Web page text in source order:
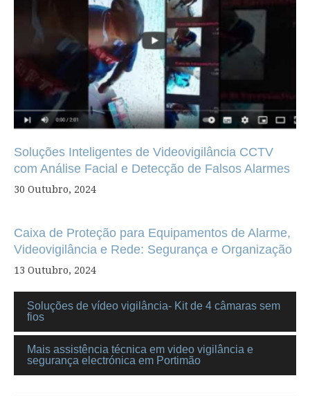
Soluções Inteligentes de Videovigilância CCTV
com Análise Facial e Detecção de Falsos Alarmes
30 Outubro, 2024
Caixa de Proteção para Equipamentos de Alarme,
Videovigilância e Rede: Segurança e Organização
13 Outubro, 2024
Soluções de vídeo vigilância- Kit de 4 câmaras sem
fios
Mais assistência técnica em video vigilância e
segurança electrónica em Portimão